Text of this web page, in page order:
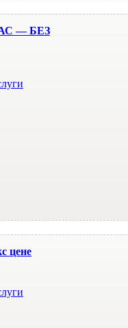
— БЕЗ
цене